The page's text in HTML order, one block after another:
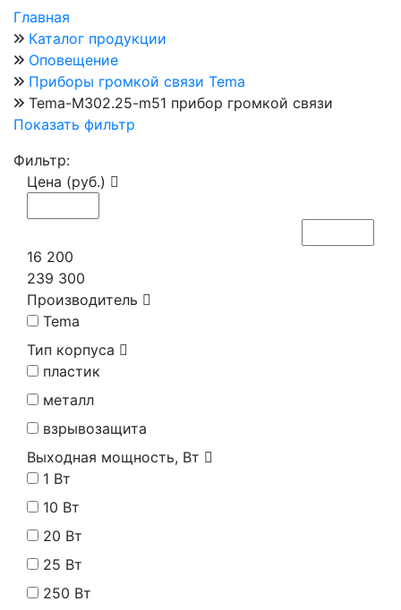
Главная
Каталог продукции
Оповещение
Приборы громкой связи Tema
Tema-M302.25-m51 прибор громкой связи
Показать фильтр
Фильтр:
Цена (руб.)
16 200
239 300
Производитель
Tema
Тип корпуса
пластик
металл
взрывозащита
Выходная мощность, Вт
1 Вт
10 Вт
20 Вт
25 Вт
250 Вт